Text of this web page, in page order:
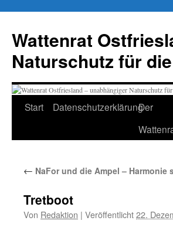
springen
Wattenrat
Naturschutz für
Start DatenschutzerklärungDer
← NaFor und die Ampel – Harmonie
Tretboot
Von Redaktion | Veröffentlicht22.